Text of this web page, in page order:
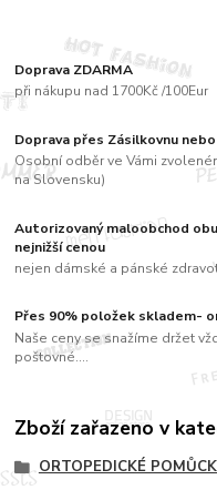
Doprava ZDARMA
při nákupu nad 1700Kč /100Eur
Doprava přes Zásilkovnu
Osobní odběr ve Vámi
na Slovensku)
Autorizovaný maloobchod
nejnižší cenou
nejen dámské a pánské
Přes 90% položek skladem-
Naše ceny se snažíme držet
poštovné....
Zboží zařazeno v
ORTOPEDICKÉ